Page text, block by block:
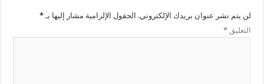
عنوان بريدك الإلكتروني. الحقول الإلزامية مشار إليها بـ*